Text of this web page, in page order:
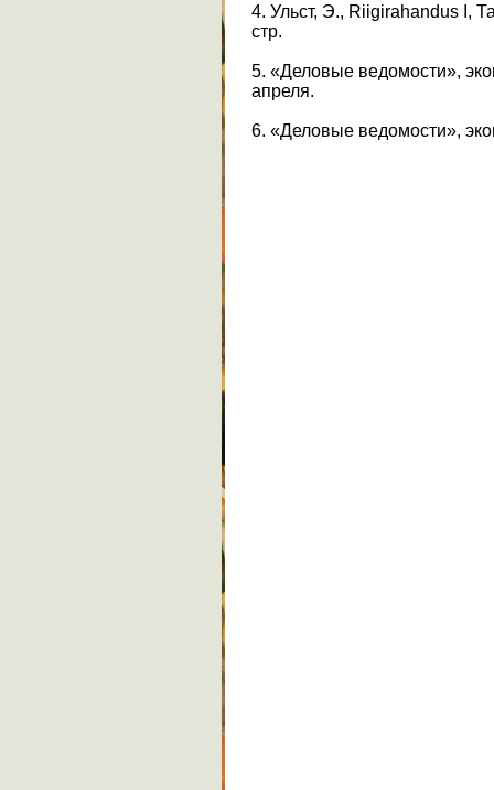
4. Ульст, Э., Riigirahandus I,
стр.
5. «Деловые ведомости»,
апреля.
6. «Деловые ведомости»,